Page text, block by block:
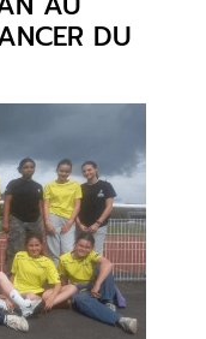
DU